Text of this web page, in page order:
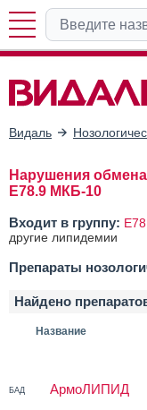
Видаль
Нарушения
E78.9 МКБ-10
Входит в группу: E78
другие липидемии
Препараты
Найдено
Название
БАД АрмоЛИПИД